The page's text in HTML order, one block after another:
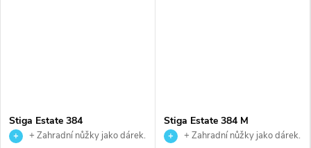
Stiga Estate 384
+ Zahradní nůžky jako dárek.
Stiga Estate 384 M
+ Zahradní nůžky jako dárek.